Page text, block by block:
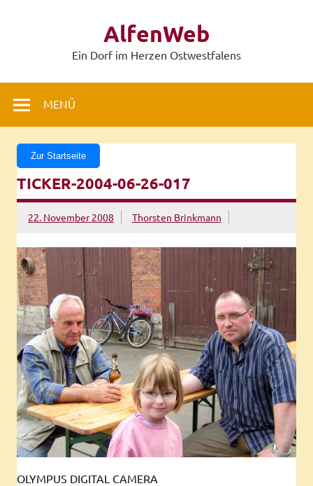
AlfenWeb
Ein Dorf im Herzen Ostwestfalens
MENÜ
Zur Startseite
TICKER-2004-06-26-017
22. November 2008 Thorsten Brinkmann
OLYMPUS DIGITAL CAMERA